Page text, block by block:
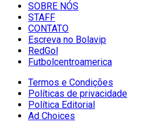
SOBRE NÓS
STAFF
CONTATO
Escreva no Bolavip
RedGol
Futbolcentroamerica
Termos e Condições
Políticas de privacidade
Política Editorial
Ad Choices